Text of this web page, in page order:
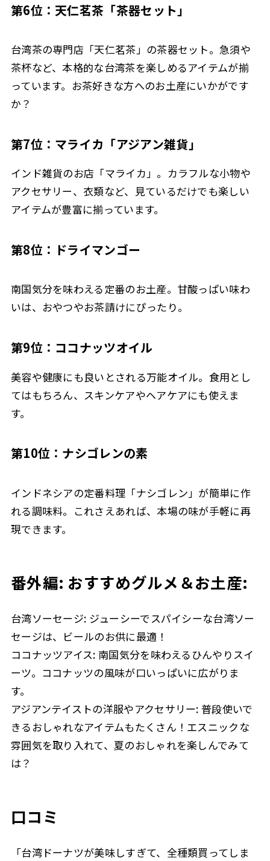
第6位：天仁茗茶「茶器セット」
台湾茶の専門店「天仁茗茶」の茶器セット。急須や
茶杯など、本格的な台湾茶を楽しめるアイテムが揃
っています。お茶好きな方へのお土産にいかがです
か？
第7位：マライカ「アジアン雑貨」
インド雑貨のお店「マライカ」。カラフルな小物や
アクセサリー、衣類など、見ているだけでも楽しい
アイテムが豊富に揃っています。
第8位：ドライマンゴー
南国気分を味わえる定番のお土産。甘酸っぱい味わ
いは、おやつやお茶請けにぴったり。
第9位：ココナッツオイル
美容や健康にも良いとされる万能オイル。食用とし
てはもちろん、スキンケアやヘアケアにも使えま
す。
第10位：ナシゴレンの素
インドネシアの定番料理「ナシゴレン」が簡単に作
れる調味料。これさえあれば、本場の味が手軽に再
現できます。
番外編: おすすめグルメ＆お土産:
台湾ソーセージ: ジューシーでスパイシーな台湾ソー
セージは、ビールのお供に最適！
ココナッツアイス: 南国気分を味わえるひんやりスイ
ーツ。ココナッツの風味が口いっぱいに広がりま
す。
アジアンテイストの洋服やアクセサリー: 普段使いで
きるおしゃれなアイテムもたくさん！エスニックな
雰囲気を取り入れて、夏のおしゃれを楽しんでみて
は？
口コミ
「台湾ドーナツが美味しすぎて、全種類買ってしま